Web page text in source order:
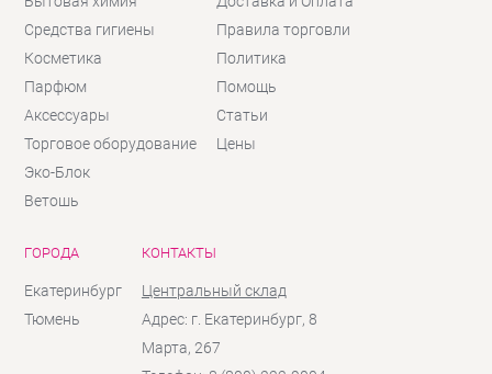
Средства гигиены
Косметика
Парфюм
Аксессуары
Торговое оборудование
Эко-Блок
Ветошь
Правила торговли
Политика
Помощь
Статьи
Цены
ГОРОДА
Екатеринбург
Тюмень
КОНТАКТЫ
Центральный склад
Адрес: г. Екатеринбург, 8
Марта, 267